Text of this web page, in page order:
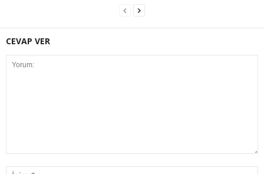
CEVAP VER